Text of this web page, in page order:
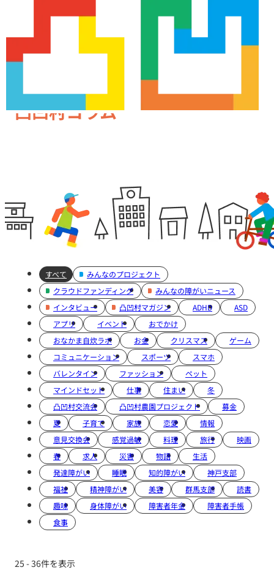
凸凹村コラム
すべて
みんなのプロジェクト
クラウドファンディング
みんなの障がいニュース
インタビュー
凸凹村マガジン ADHD
ASD
アプリ
イベント
おでかけ
おなかま自炊ラボ
お金 クリスマス
ゲーム
コミュニケーション
スポーツ
スマホ
バレンタイン
ファッション
ペット
マインドセット
仕事 住まい
冬
凸凹村交流会
凸凹村農園プロジェクト
募金
夏
子育て 家族 恋愛
情報
意見交換会
感覚過敏 料理 旅行
映画
春
求人 災害 物語
生活
発達障がい
睡眠 知的障がい
神戸支部
福祉
精神障がい 美容 群馬支部
読書
趣味
身体障がい 障害者年金
障害者手帳
食事
25 - 36件を表示